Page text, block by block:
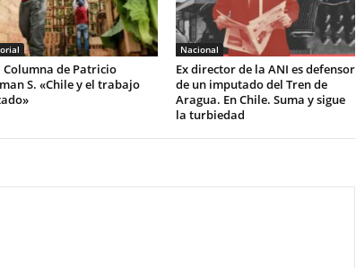
Columna de Patricio
S. «Chile y el trabajo
Nacional
Ex director de la ANI es defensor
de un imputado del Tren de
Aragua. En Chile. Suma y sigue
la turbiedad